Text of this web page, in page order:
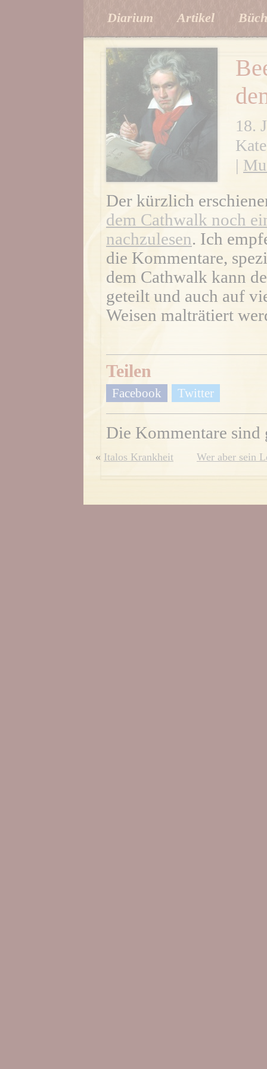
Diarium Artikel
18.
|
Der kürzlich
dem Cathwalk noch
nachzulesen. Ich
die Kommentare,
dem Cathwalk kann
geteilt und auch auf
Weisen malträtiert
Teilen
Facebook Twitter
Die Kommentare sind
« Italos Krankheit Wer aber sein